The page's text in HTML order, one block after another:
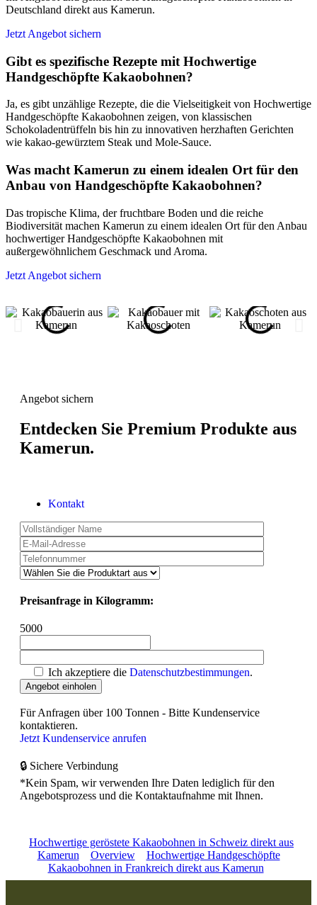
Deutschland direkt aus Kamerun.
Jetzt Angebot sichern
Gibt es spezifische Rezepte mit Hochwertige
Handgeschöpfte Kakaobohnen?
Ja, es gibt unzählige Rezepte, die die Vielseitigkeit von Hochwertige
Handgeschöpfte Kakaobohnen zeigen, von klassischen
Schokoladentrüffeln bis hin zu innovativen herzhaften Gerichten
wie kakao-gewürztem Steak und Mole-Sauce.
Was macht Kamerun zu einem idealen Ort für den
Anbau von Handgeschöpfte Kakaobohnen?
Das tropische Klima, der fruchtbare Boden und die reiche
Biodiversität machen Kamerun zu einem idealen Ort für den Anbau
hochwertiger Handgeschöpfte Kakaobohnen mit
außergewöhnlichem Geschmack und Aroma.
Jetzt Angebot sichern
Angebot sichern
Entdecken Sie Premium Produkte aus
Kamerun.
Kontakt
Preisanfrage in Kilogramm:
5000
Ich akzeptiere die Datenschutzbestimmungen.
Für Anfragen über 100 Tonnen - Bitte Kundenservice
kontaktieren.
Jetzt Kundenservice anrufen
🔒 Sichere Verbindung
*Kein Spam, wir verwenden Ihre Daten lediglich für den
Angebotsprozess und die Kontaktaufnahme mit Ihnen.
Hochwertige geröstete Kakaobohnen in Schweiz direkt aus
Kamerun
Overview
Hochwertige Handgeschöpfte
Kakaobohnen in Frankreich direkt aus Kamerun